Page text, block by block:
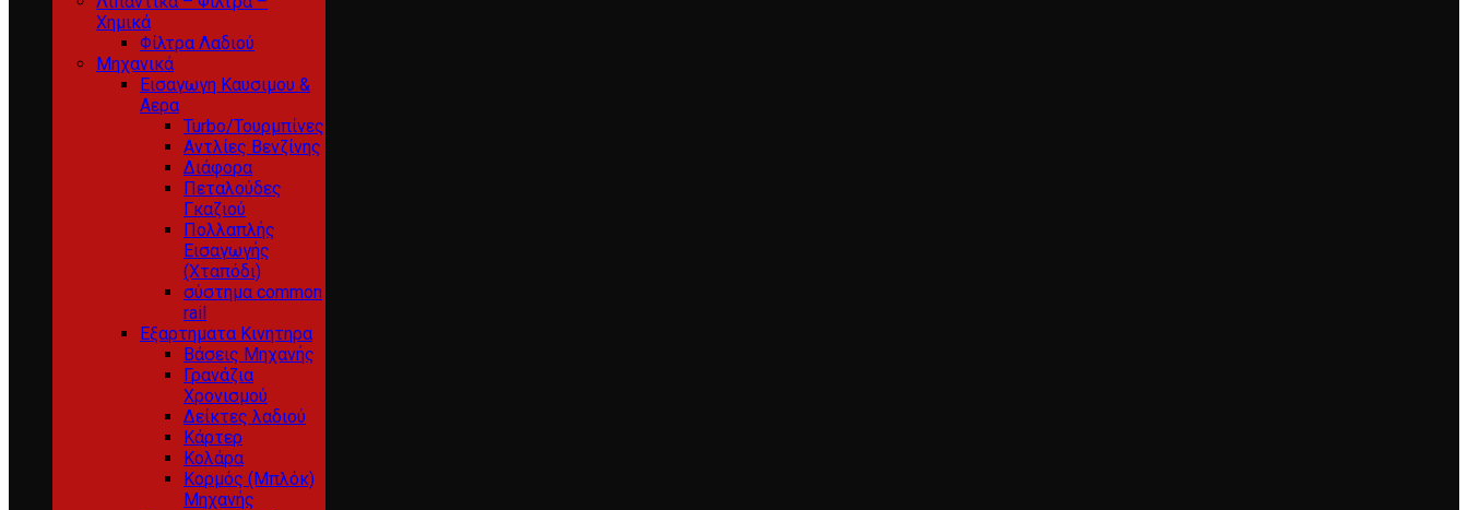
Χημικά
Φίλτρα Λαδιού
Μηχανικά
Εισαγωγη Καυσιμου &
Αερα
Turbo/Τουρμπίνες
Αντλίες Βενζίνης
Διάφορα
Πεταλούδες
Γκαζιού
Πολλαπλής
Εισαγωγής
(Χταπόδι)
σύστημα common
rail
Εξαρτηματα Κινητηρα
Βάσεις Μηχανής
Γρανάζια
Χρονισμού
Δείκτες λαδιού
Κάρτερ
Κολάρα
Κορμός (Μπλόκ)
Μηχανής